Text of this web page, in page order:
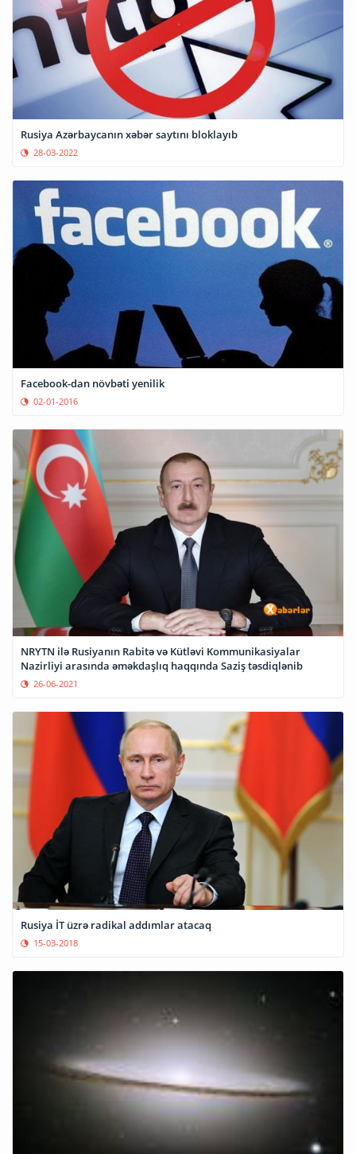
Rusiya Azərbaycanın xəbər saytını bloklayıb
28-03-2022
Facebook-dan növbəti yenilik
02-01-2016
NRYTN ilə Rusiyanın Rabitə və Kütləvi Kommunikasiyalar
Nazirliyi arasında əməkdaşlıq haqqında Saziş təsdiqlənib
26-06-2021
Rusiya İT üzrə radikal addımlar atacaq
15-03-2018